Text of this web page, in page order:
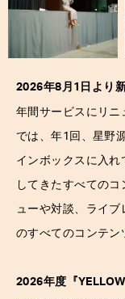
2026年8月1日より
年間サービスにリニ
では、年1回、星野
インボックスに入
してきたすべての
ューや対談、ライ
のすべてのコンテン
2026年度『